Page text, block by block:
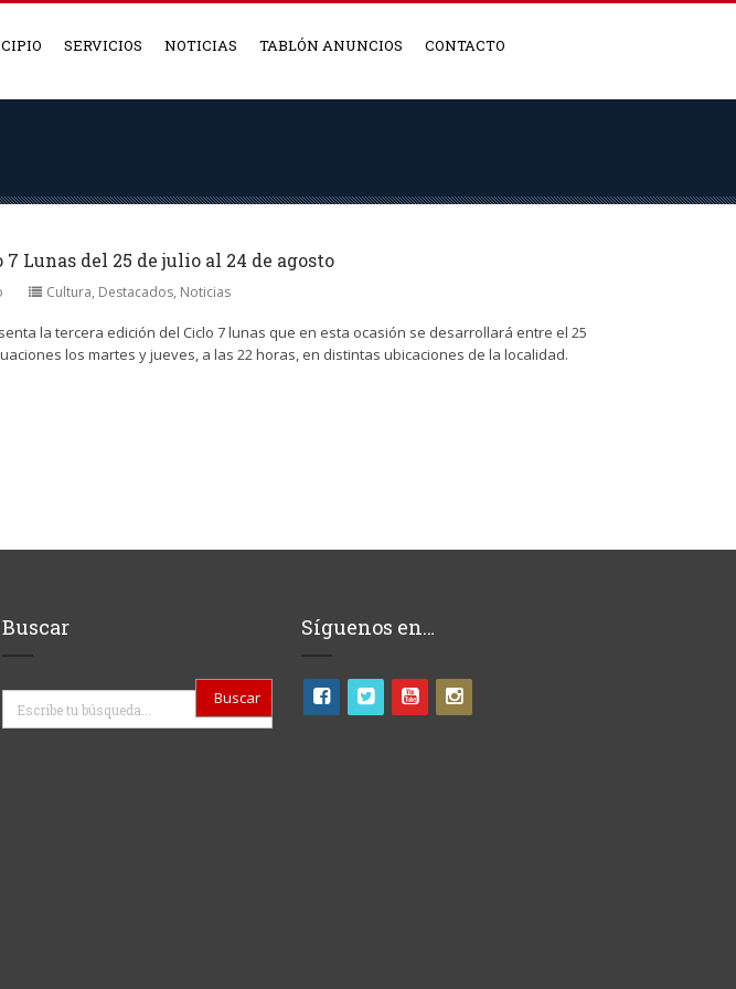
SERVICIOS NOTICIAS TABLÓN ANUNCIOS CONTACTO
Lunas del 25 de julio al 24 de agosto
Cultura, Destacados, Noticias
la tercera edición del Ciclo 7 lunas que en esta ocasión se desarrollará entre el 25
los martes y jueves, a las 22 horas, en distintas ubicaciones de la localidad.
Buscar
Buscar
Síguenos en…